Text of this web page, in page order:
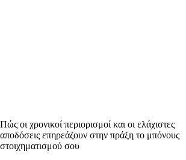
Πώς οι χρονικοί περιορισμοί και οι ελάχιστες
αποδόσεις επηρεάζουν στην πράξη το μπόνους
στοιχηματισμού σου